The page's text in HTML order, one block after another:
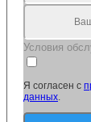
Условия
Я согласен с
данных.